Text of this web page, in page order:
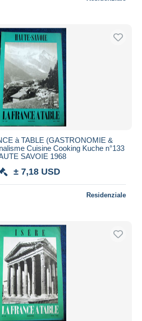
à TABLE (GASTRONOMIE &
Cuisine Cooking Kuche n°133
SAVOIE 1968
± 7,18 USD
Residenziale